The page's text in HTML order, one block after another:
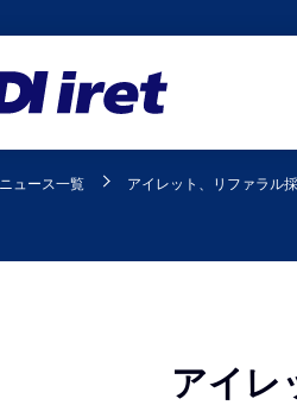
ニュース一覧 アイレット、リファラル
アイレ